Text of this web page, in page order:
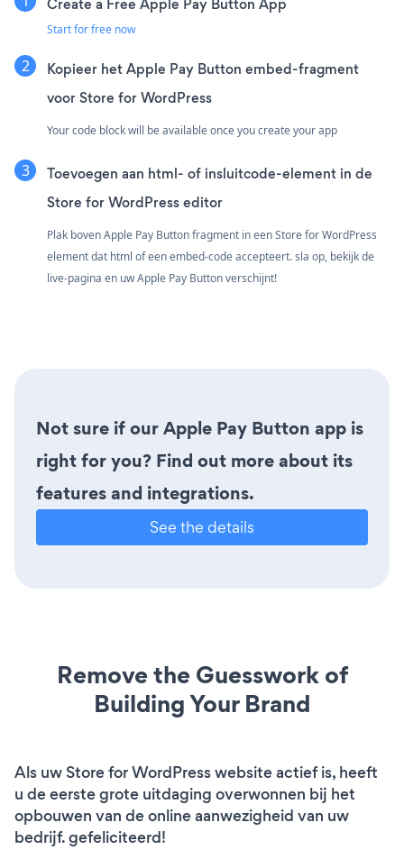
Create a Free Apple Pay Button App
Start for free now
Kopieer het Apple Pay Button embed-fragment
voor Store for WordPress
Your code block will be available once you create your app
Toevoegen aan html- of insluitcode-element in de
Store for WordPress editor
Plak boven Apple Pay Button fragment in een Store for WordPress
element dat html of een embed-code accepteert. sla op, bekijk de
live-pagina en uw Apple Pay Button verschijnt!
Not sure if our Apple Pay Button app is
right for you? Find out more about its
features and integrations.
See the details
Remove the Guesswork of
Building Your Brand
Als uw Store for WordPress website actief is, heeft
u de eerste grote uitdaging overwonnen bij het
opbouwen van de online aanwezigheid van uw
bedrijf. gefeliciteerd!